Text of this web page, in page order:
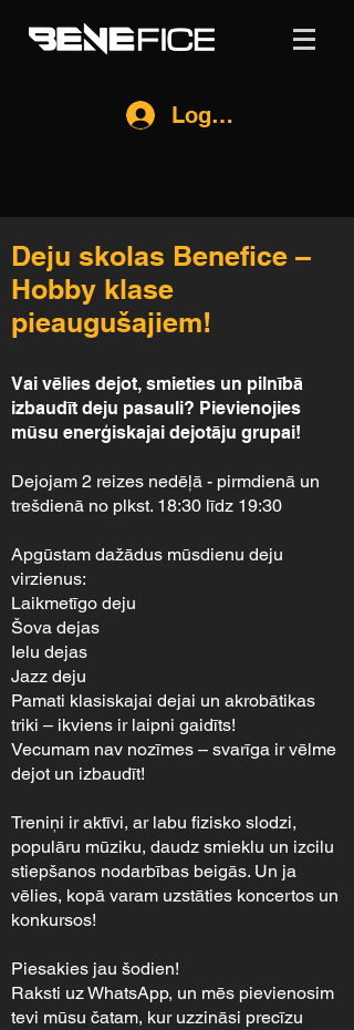
Log In
Deju skolas Benefice –
Hobby klase
pieaugušajiem!
Vai vēlies dejot, smieties un pilnībā
izbaudīt deju pasauli? Pievienojies
mūsu enerģiskajai dejotāju grupai!
Dejojam 2 reizes nedēļā - pirmdienā un
trešdienā no plkst. 18:30 līdz 19:30
Apgūstam dažādus mūsdienu deju
virzienus:
Laikmetīgo deju
Šova dejas
Ielu dejas
Jazz deju
Pamati klasiskajai dejai un akrobātikas
triki – ikviens ir laipni gaidīts!
Vecumam nav nozīmes – svarīga ir vēlme
dejot un izbaudīt!
Treniņi ir aktīvi, ar labu fizisko slodzi,
populāru mūziku, daudz smieklu un izcilu
stiepšanos nodarbības beigās. Un ja
vēlies, kopā varam uzstāties koncertos un
konkursos!
Piesakies jau šodien!
Raksti uz WhatsApp, un mēs pievienosim
tevi mūsu čatam, kur uzzināsi precīzu